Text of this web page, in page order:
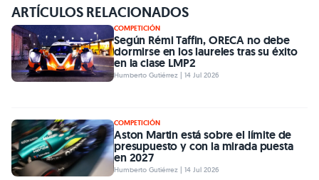
ARTÍCULOS RELACIONADOS
COMPETICIÓN
Según Rémi Taffin, ORECA no debe
dormirse en los laureles tras su éxito
en la clase LMP2
Humberto Gutiérrez | 14 Jul 2026
COMPETICIÓN
Aston Martin está sobre el límite de
presupuesto y con la mirada puesta
en 2027
Humberto Gutiérrez | 14 Jul 2026